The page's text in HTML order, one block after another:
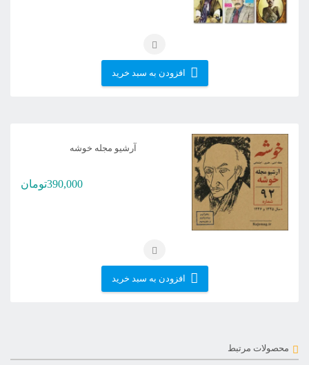
افزودن به سبد خرید
آرشیو مجله خوشه
390,000تومان
افزودن به سبد خرید
محصولات مرتبط